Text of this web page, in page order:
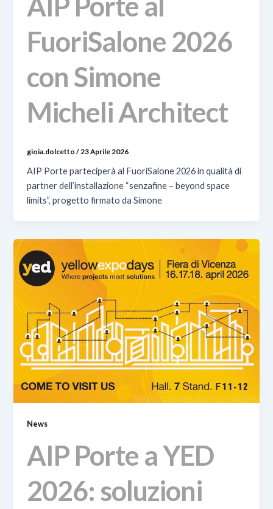
FuoriSalone 2026
con Simone
Micheli Architect
gioia.dolcetto/23 Aprile 2026
AIP Porte parteciperà al FuoriSalone 2026 in qualità di
partner dell’installazione “senzafine – beyond space
limits”, progetto firmato da Simone
News
AIP Porte a YED
2026: soluzioni